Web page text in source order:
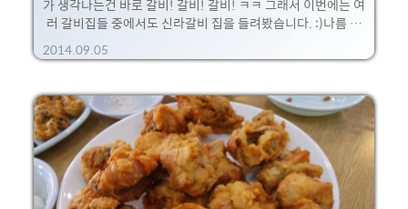
가 생각나는건 바로 갈비! 갈비! 갈비! ㅋㅋ 그래서 이번에는 여
러 갈비집들 중에서도 신라갈비 집을 들려봤습니다. :)나름 수
원에서 4년정도를 지내온 독거직딩으로서 유명한 갈비집들로
는,가보정 / 본수원갈비 / 삼부자 갈비 / 대도식당 그리고 이곳
봤는데, 이번에 기회가 되어 들려봤습니다.다음에는 가보정도
꼭 들려서 후기를 남겨봐야겠네요 ㅎㅎ. 이들 갈비집들은 5군
데 모두 법원사거리 쪽 부근을 중심으로 퍼져있습니다. (가보
정만 조금 떨어져있네요.)갈비 동네라고 해도 부족하지 않을
정도 ㅎㅎ물론, 이 5곳 말고도 수원 변두리 쪽에도 나름 괜찮은
곳이 많은데, 아무래도 이 5곳이 가장 유명하..
2014.09.05